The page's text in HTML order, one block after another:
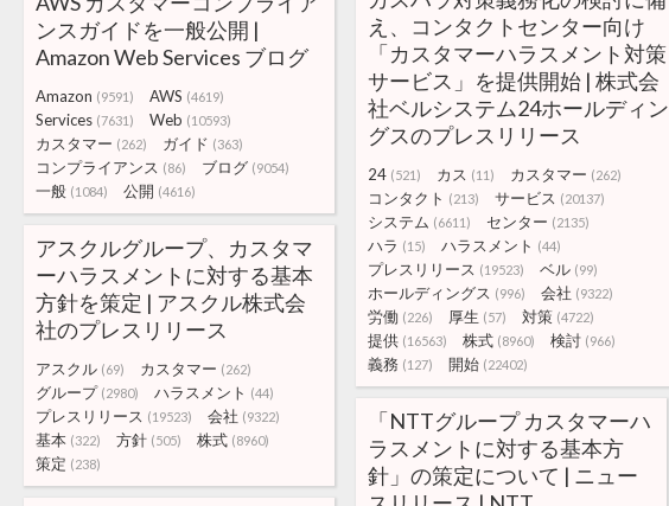
え、コンタクトセンター向け
「カスタマーハラスメント対策
サービス」を提供開始 | 株式会
社ベルシステム24ホールディン
グスのプレスリリース
24 (521) カス (11) カスタマー (262)
コンタクト (213) サービス (20137)
システム (6611) センター (2135)
ハラ (15) ハラスメント (44)
プレスリリース (19523) ベル (99)
ホールディングス (996) 会社 (9322)
労働 (226) 厚生 (57) 対策 (4722)
提供 (16563) 株式 (8960) 検討 (966)
義務 (127) 開始 (22402)
ンスガイドを一般公開 |
Amazon Web Services ブログ
Amazon (9591) AWS (4619)
Services (7631) Web (10593)
カスタマー (262) ガイド (363)
コンプライアンス (86) ブログ (9054)
一般 (1084) 公開 (4616)
アスクルグループ、カスタマ
ーハラスメントに対する基本
方針を策定 | アスクル株式会
社のプレスリリース
アスクル (69) カスタマー (262)
グループ (2980) ハラスメント (44)
プレスリリース (19523) 会社 (9322)
基本 (322) 方針 (505) 株式 (8960)
策定 (238)
「NTTグループ カスタマーハ
ラスメントに対する基本方
針」の策定について | ニュー